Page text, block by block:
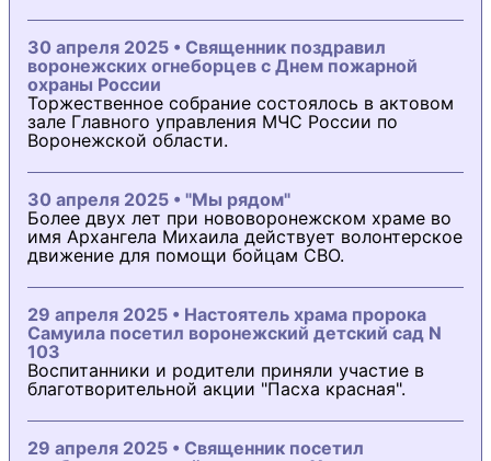
30 апреля 2025 • Священник поздравил
воронежских огнеборцев с Днем пожарной
охраны России
Торжественное собрание состоялось в актовом
зале Главного управления МЧС России по
Воронежской области.
30 апреля 2025 • "Мы рядом"
Более двух лет при нововоронежском храме во
имя Архангела Михаила действует волонтерское
движение для помощи бойцам СВО.
29 апреля 2025 • Настоятель храма пророка
Самуила посетил воронежский детский сад N
103
Воспитанники и родители приняли участие в
благотворительной акции "Пасха красная".
29 апреля 2025 • Священник посетил